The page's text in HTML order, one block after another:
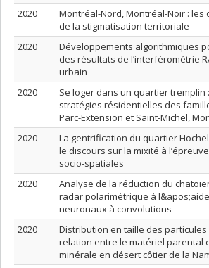
2020
Montréal-Nord, Montréal-Noir : les
de la stigmatisation territoriale
2020
Développements algorithmiques
des résultats de l’interférométrie
urbain
2020
Se loger dans un quartier tremplin
stratégies résidentielles des
Parc-Extension et Saint-Michel,
2020
La gentrification du quartier
le discours sur la mixité à
socio-spatiales
2020
Analyse de la réduction du
radar polarimétrique à
neuronaux à convolutions
2020
Distribution en taille des
relation entre le matériel parental
minérale en désert côtier de la